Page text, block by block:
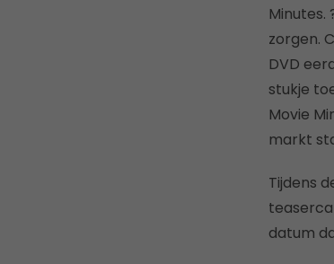
zorgen.
DVD
stukje
Movie
markt
Tijdens
datum